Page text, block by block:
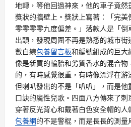
地轉，等他回過神來，他的車子竟
獎狀的牆壁上。獎狀上寫著：「完
零零零零九度偏差。」落款人是「
出頭，發現周圍不再是熟悉的城市
數白線包養留言板和編號組成的巨大
像是新買的輪胎和劣質香水的混合
的，有時感覺很重，有時像漂浮在游
但喇叭發出的不是「叭叭」，而是
口訣的魔性兒歌。四面八方傳來了
穿著反光背心和戴著白色安全帽的
包養網的不是警棍，而是長長的測量